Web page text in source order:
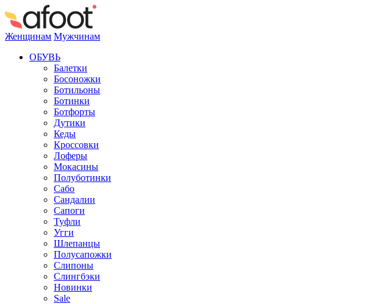
Женщинам Мужчинам
ОБУВЬ
Балетки
Босоножки
Ботильоны
Ботинки
Ботфорты
Дутики
Кеды
Кроссовки
Лоферы
Мокасины
Полуботинки
Сабо
Сандалии
Сапоги
Туфли
Угги
Шлепанцы
Полусапожки
Слипоны
Слингбэки
Новинки
Sale